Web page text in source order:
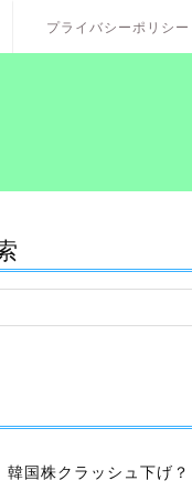
プライバシーポリシー
韓国株クラッシュ下げ？